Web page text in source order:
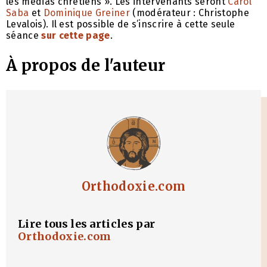
Saba et Dominique Greiner (modérateur : Christophe
Levalois). Il est possible de s’inscrire à cette seule
séancesur cette page.
À propos de l'auteur
Orthodoxie.com
Lire tous les articles par
Orthodoxie.com